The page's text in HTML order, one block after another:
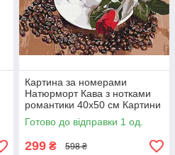
Картина за номерами
Натюрморт Кава з нотками
романтики 40х50 см Картини
за номерами для кухні
Brushme BS52151
Готово до відправки 1 од.
299 ₴ 598 ₴